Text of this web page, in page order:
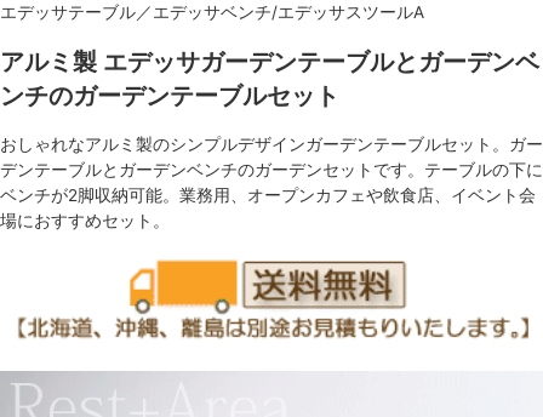
エデッサテーブル／エデッサベンチ/エデッサスツールA
アルミ製 エデッサガーデンテーブルとガーデンベ
ンチのガーデンテーブルセット
おしゃれなアルミ製のシンプルデザインガーデンテーブルセット。ガー
デンテーブルとガーデンベンチのガーデンセットです。テーブルの下に
ベンチが2脚収納可能。業務用、オープンカフェや飲食店、イベント会
場におすすめセット。